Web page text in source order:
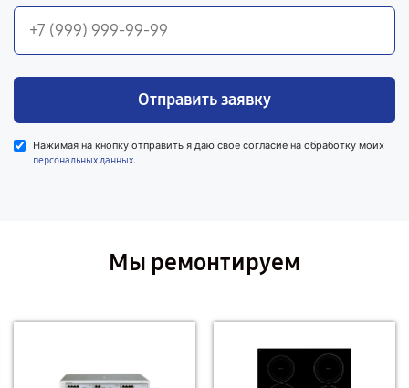
Отправить заявку
Нажимая на кнопку отправить я даю свое согласие на обработку моих
персональных данных.
Мы ремонтируем